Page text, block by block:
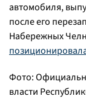
автомобиля,
после его
Набережных
Фото:
власти